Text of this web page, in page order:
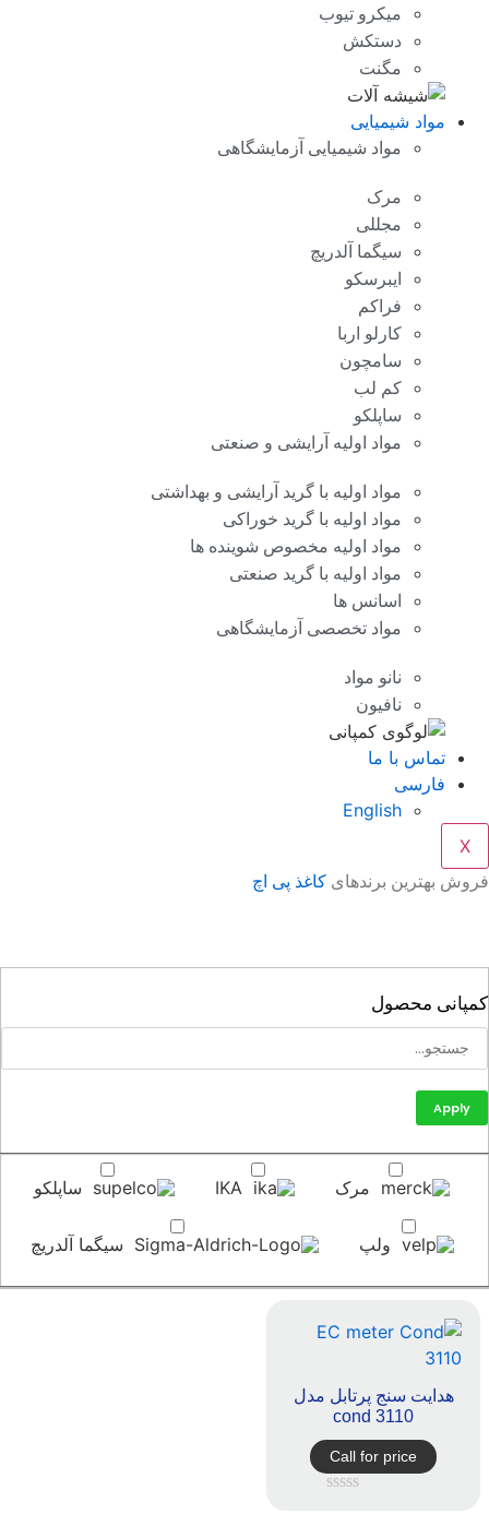
میکرو تیوب
دستکش
مگنت
مواد شیمیایی
مواد شیمیایی آزمایشگاهی
مرک
مجللی
سیگما آلدریچ
ایبرسکو
فراکم
کارلو اربا
سامچون
کم لب
ساپلکو
مواد اولیه آرایشی و صنعتی
مواد اولیه با گرید آرایشی و بهداشتی
مواد اولیه با گرید خوراکی
مواد اولیه مخصوص شوینده ها
مواد اولیه با گرید صنعتی
اسانس ها
مواد تخصصی آزمایشگاهی
نانو مواد
نافیون
تماس با ما
فارسی
English
بهترین برندهایکاغذ پی اچ
محصول
Apply
مرک IKA ساپلکو
ولپ سیگما آلدریچ
هدایت سنج پرتابل مدل
cond 3110
Call for price